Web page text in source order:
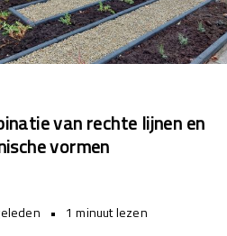
van rechte lijnen en
vormen
• 1 minuut lezen